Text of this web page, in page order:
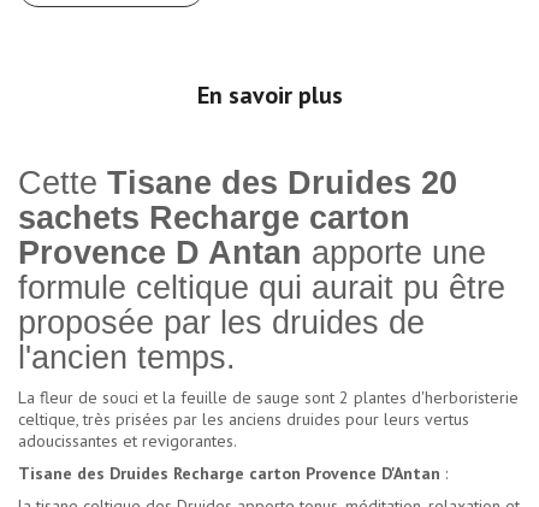
En savoir plus
Cette Tisane des Druides 20
sachets Recharge carton
Provence D Antan apporte une
formule celtique qui aurait pu être
proposée par les druides de
l'ancien temps.
La fleur de souci et la feuille de sauge sont 2 plantes d'herboristerie
celtique, très prisées par les anciens druides pour leurs vertus
adoucissantes et revigorantes.
Tisane des Druides Recharge carton Provence D'Antan :